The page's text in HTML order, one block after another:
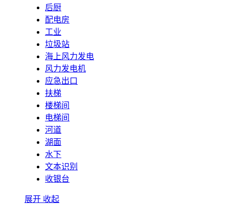
后厨
配电房
工业
垃圾站
海上风力发电
风力发电机
应急出口
扶梯
楼梯间
电梯间
河道
湖面
水下
文本识别
收银台
展开 收起